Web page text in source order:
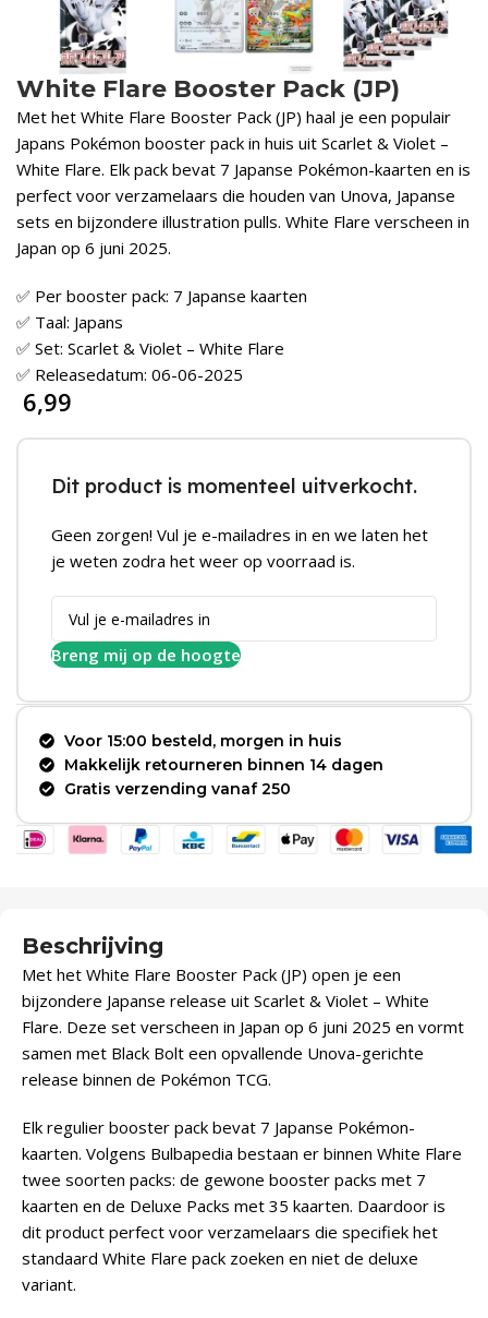
White Flare Booster Pack (JP)
Met het White Flare Booster Pack (JP) haal je een populair
Japans Pokémon booster pack in huis uit Scarlet & Violet –
White Flare. Elk pack bevat 7 Japanse Pokémon-kaarten en is
perfect voor verzamelaars die houden van Unova, Japanse
sets en bijzondere illustration pulls. White Flare verscheen in
Japan op 6 juni 2025.
✅ Per booster pack: 7 Japanse kaarten
✅ Taal: Japans
✅ Set: Scarlet & Violet – White Flare
✅ Releasedatum: 06-06-2025
6,99
Dit product is momenteel uitverkocht.
Geen zorgen! Vul je e-mailadres in en we laten het
je weten zodra het weer op voorraad is.
Breng mij op de hoogte
Voor 15:00 besteld, morgen in huis
Makkelijk retourneren binnen 14 dagen
Gratis verzending vanaf 250
Beschrijving
Met het White Flare Booster Pack (JP) open je een
bijzondere Japanse release uit Scarlet & Violet – White
Flare. Deze set verscheen in Japan op 6 juni 2025 en vormt
samen met Black Bolt een opvallende Unova-gerichte
release binnen de Pokémon TCG.
Elk regulier booster pack bevat 7 Japanse Pokémon-
kaarten. Volgens Bulbapedia bestaan er binnen White Flare
twee soorten packs: de gewone booster packs met 7
kaarten en de Deluxe Packs met 35 kaarten. Daardoor is
dit product perfect voor verzamelaars die specifiek het
standaard White Flare pack zoeken en niet de deluxe
variant.